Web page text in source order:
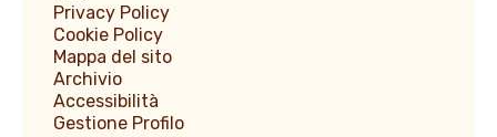
Privacy Policy
Cookie Policy
Mappa del sito
Archivio
Accessibilità
Gestione Profilo